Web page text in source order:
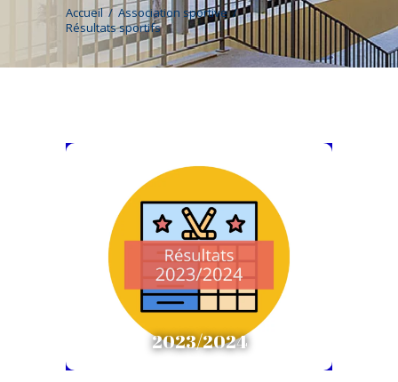
Accueil/Association sportive/
Résultats sportifs
2023/2024
Résultats 2023/2024
Résultats